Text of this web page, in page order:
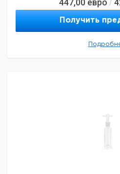
447,00 евро /
Получить